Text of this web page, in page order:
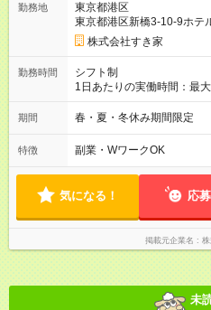
30日（※条件変更なし）で
ただきます。 研修制度あり
勤務地
東京都港区
東京都港区新橋3-10-9ホテ
株式会社すき家
勤務時間
シフト制
1日あたりの実働時間：最
2h～OK ＜シフト例＞ 〇
後帯 14:00-18:00 〇夜帯
ます♪
期間 春・夏・冬休み期間限定
特徴 副業・WワークOK
気になる！ 応
掲載元企業名
未